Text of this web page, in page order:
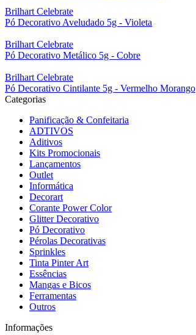
Brilhart Celebrate
Pó Decorativo Aveludado 5g - Violeta
Brilhart Celebrate
Pó Decorativo Metálico 5g - Cobre
Brilhart Celebrate
Pó Decorativo Cintilante 5g - Vermelho Morango
Categorias
Panificação & Confeitaria
ADTIVOS
Aditivos
Kits Promocionais
Lançamentos
Outlet
Informática
Decorart
Corante Power Color
Glitter Decorativo
Pó Decorativo
Pérolas Decorativas
Sprinkles
Tinta Pinter Art
Essências
Mangas e Bicos
Ferramentas
Outros
Informações